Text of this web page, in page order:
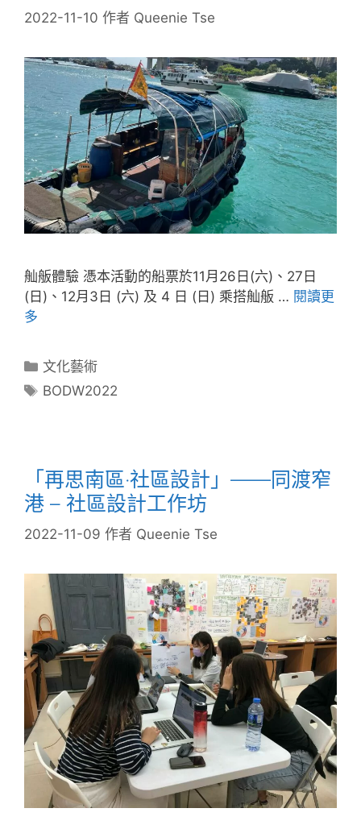
2022-11-10 作者 Queenie Tse
舢舨體驗 憑本活動的船票於11月26日(六)、27日
(日)、12月3日 (六) 及 4 日 (日) 乘搭舢舨 … 閱讀更
多
文化藝術
BODW2022
「再思南區‧社區設計」——同渡窄
港 – 社區設計工作坊
2022-11-09 作者 Queenie Tse